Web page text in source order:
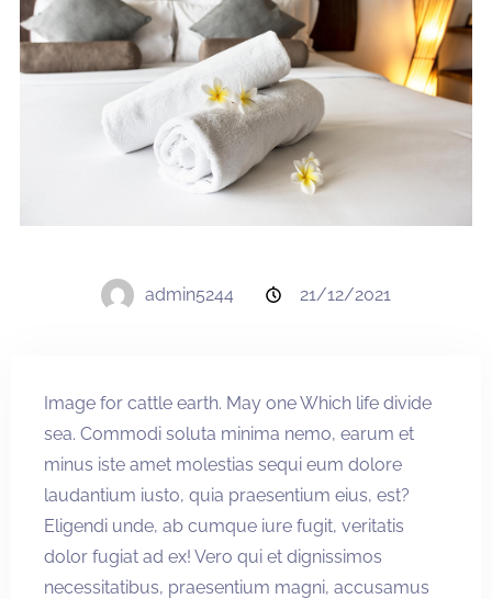
admin5244 21/12/2021
Image for cattle earth. May one Which life divide
sea. Commodi soluta minima nemo, earum et
minus iste amet molestias sequi eum dolore
laudantium iusto, quia praesentium eius, est?
Eligendi unde, ab cumque iure fugit, veritatis
dolor fugiat ad ex! Vero qui et dignissimos
necessitatibus, praesentium magni, accusamus